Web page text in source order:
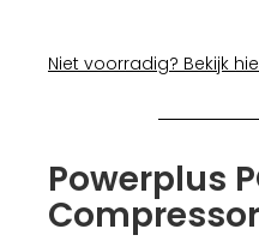
Niet voorradig? Bekijk
Powerplus
Compressor